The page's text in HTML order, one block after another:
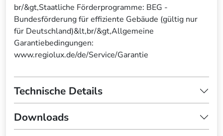
br/&gt,Staatliche Förderprogramme: BEG -
Bundesförderung für effiziente Gebäude (gültig nur
für Deutschland)&lt,br/&gt,Allgemeine
Garantiebedingungen:
www.regiolux.de/de/Service/Garantie
Technische Details
Downloads